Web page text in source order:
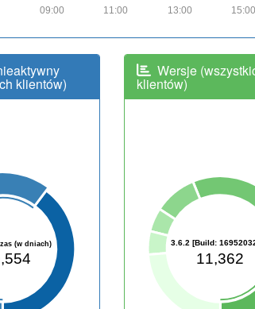
15:00
13:00
11:00
09:00
klientów)
(w dniach)
Wersje
klientów)
3.6.2 [Build:
11,362